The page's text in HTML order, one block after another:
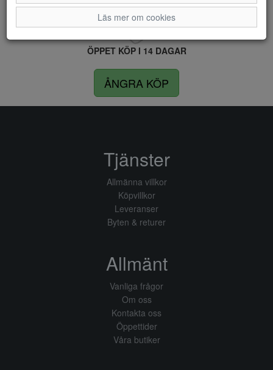
FRI FRAKT VID KÖP ÖVER 1.500 KR
ÖPPET KÖP I 14 DAGAR
ÅNGRA KÖP
Läs mer om cookies
Tjänster
Allmänna villkor
Köpvillkor
Leveranser
Byten & returer
Allmänt
Vanliga frågor
Om oss
Kontakta oss
Öppettider
Våra butiker